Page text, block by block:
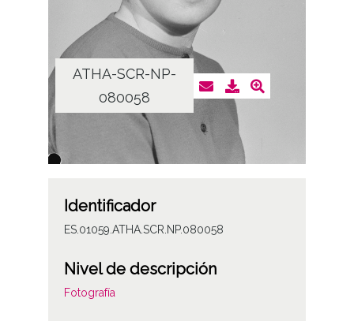
ATHA-SCR-NP-
080058
Identificador
ES.01059.ATHA.SCR.NP.080058
Nivel de descripción
Fotografía